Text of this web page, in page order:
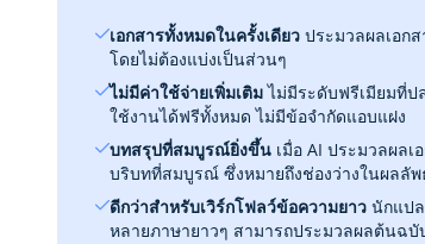
เอกสารทั้งหมดในครั้งเดียว ประมวลผลเอก
โดยไม่ต้องแบ่งเป็นส่วนๆ
ไม่มีค่าใช้จ่ายเพิ่มเติม ไม่มีระดับฟรีเมียมที่
ใช้งานได้ฟรีทั้งหมด ไม่มีข้อจำกัดแอบแฝง
บทสรุปที่สมบูรณ์ยิ่งขึ้น เมื่อ AI ประมวลผล
บริบทที่สมบูรณ์ ซึ่งหมายถึงช่องว่างในผลลัพ
ดีกว่าสำหรับเวิร์กโฟลว์ข้อความยาว นักแป
หลายภาษายาวๆ สามารถประมวลผลต้นฉ